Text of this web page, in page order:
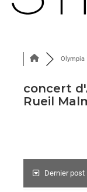
Olympia
concert
Rueil
Dernier post